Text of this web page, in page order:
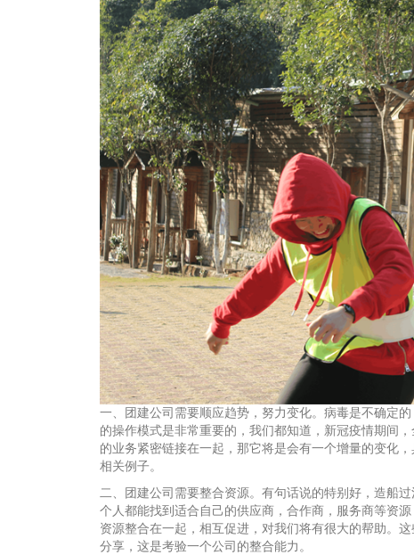
一、团建公司 需要顺应趋势，努力变化。病毒是不确定
的操作模式是非常重要的，我们都知道，新冠疫情期间
的业务紧密链接在一起，那它将是会有一个增量的变化
相关例子。
二、团建公司需要整合资源。有句话说的特别好，造船
个人都能找到适合自己的供应商，合作商，服务商等资
资源整合在一起，相互促进，对我们将有很大的帮助。
分享，这是考验一个公司的整合能力。